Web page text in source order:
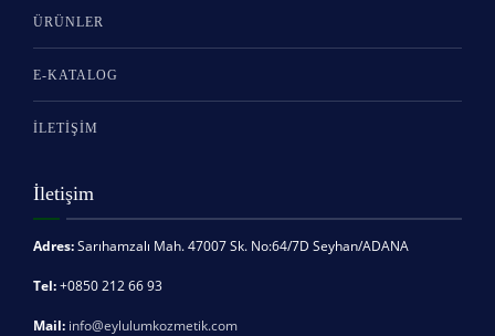
ÜRÜNLER
E-KATALOG
İLETİŞİM
İletişim
Adres:Sarıhamzalı Mah. 47007 Sk. No:64/7D Seyhan/ADANA
Tel:+0850 212 66 93
Mail: info@eylulumkozmetik.com